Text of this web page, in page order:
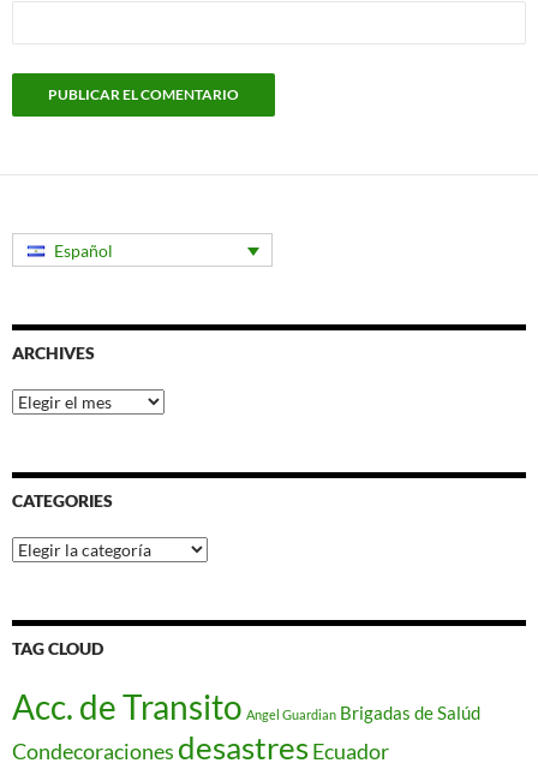
Español
ARCHIVES
Archives
CATEGORIES
Categories
TAG CLOUD
Acc. de Transito Angel Guardian Brigadas de Salúd
Condecoraciones desastresEcuador